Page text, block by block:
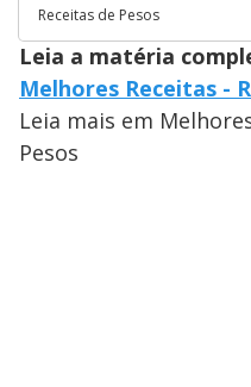
Receitas de Pesos
Leia a matéria
Melhores Receitas -
Leia mais em
Pesos